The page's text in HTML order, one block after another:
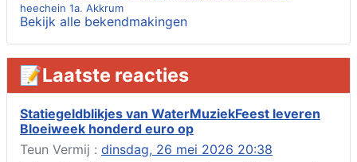
heechein 1a, Akkrum
Verlening omgevingsvergunning, tijdelijk gebruik openbare
ruimte 02-10 t/m 02-11-2026, sitadel voor nr 6 te Akkrum
Aanvraag omgevingsvergunning, tijdelijk gebruik openbare
ruimte 02-10 t/m 02-11-2026, sitadel voor nr 6 te Akkrum
Verlenging beslistermijn aanvraag omgevingsvergunning,
heechein 28, 8491 em Akkrum
Aanvraag omgevingsvergunning, veranderen van een woning
(voordeur en dakkapel), boarnsterdyk 75 Akkrum
Bekijk alle bekendmakingen
📝Laatste reacties
Statiegeldblikjes van WaterMuziekFeest leveren
Bloeiweek honderd euro op
Teun Vermij : dinsdag, 26 mei 2026 20:38